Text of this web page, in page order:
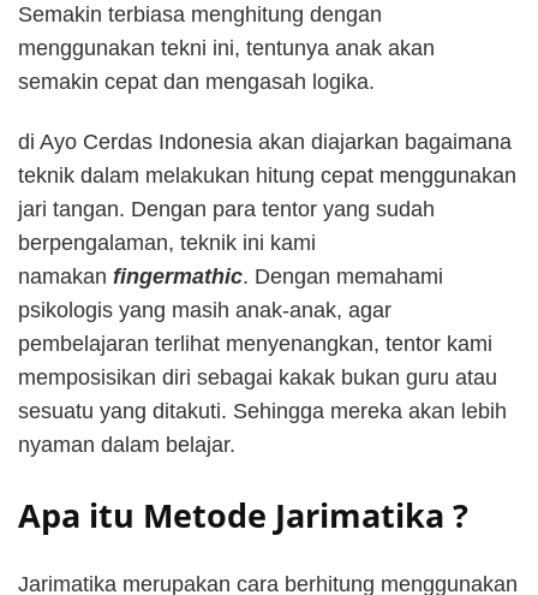
Semakin terbiasa menghitung dengan
menggunakan tekni ini, tentunya anak akan
semakin cepat dan mengasah logika.
di Ayo Cerdas Indonesia akan diajarkan bagaimana
teknik dalam melakukan hitung cepat menggunakan
jari tangan. Dengan para tentor yang sudah
berpengalaman, teknik ini kami
namakan fingermathic. Dengan memahami
psikologis yang masih anak-anak, agar
pembelajaran terlihat menyenangkan, tentor kami
memposisikan diri sebagai kakak bukan guru atau
sesuatu yang ditakuti. Sehingga mereka akan lebih
nyaman dalam belajar.
Apa itu Metode Jarimatika ?
Jarimatika merupakan cara berhitung menggunakan